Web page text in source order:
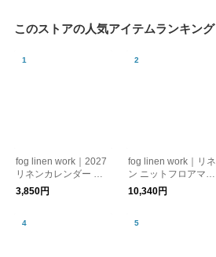
このストアの人気アイテムランキング
fog linen work｜2027
リネンカレンダー イ
ザベルボワノ fog lin
en work フォグリネ
3,850円
fog linen work｜リネ
ン ニットフロアマッ
ト fog linen work
フォグリネンワーク
10,340円